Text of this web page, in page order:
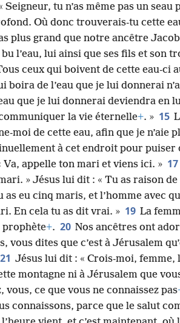
Seigneur, tu n’as même pas un seau
Où donc trouverais-tu cette
plus grand que notre ancêtre
l’eau, lui ainsi que ses fils et son
ceux qui boivent de cette eau-ci
boira de l’eau que je lui donnerai
que je lui donnerai deviendra en
la vie éternelle+. » 15
moi de cette eau, afin que je n’aie
à cet endroit pour puiser
Va, appelle ton mari et viens ici. » 17
» Jésus lui dit : « Tu as raison de
as eu cinq maris, et l’homme avec
En cela tu as dit vrai. » 19 La
prophète+. 20 Nos ancêtres ont
vous dites que c’est à Jérusalem
21 Jésus lui dit : « Crois-moi,
montagne ni à Jérusalem que
vous, ce que vous ne connaissez pas
connaissons, parce que le salut